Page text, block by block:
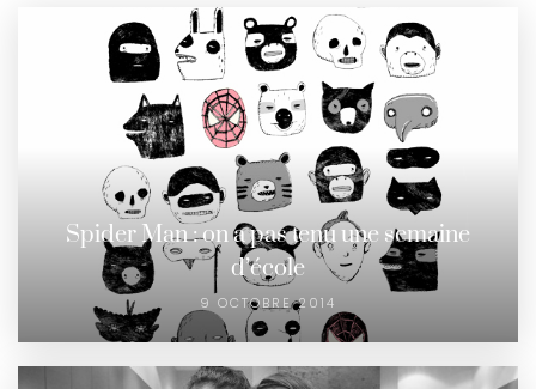
Spider Man : on a pas tenu une semaine
d’école
9 OCTOBRE 2014